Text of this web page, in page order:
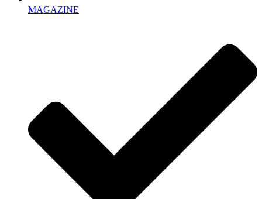
MAGAZINE